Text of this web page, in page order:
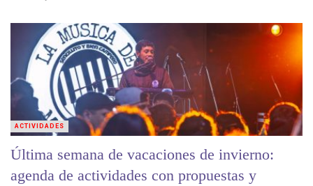
Última semana de vacaciones de invierno:
agenda de actividades con propuestas y
ACTIVIDADES